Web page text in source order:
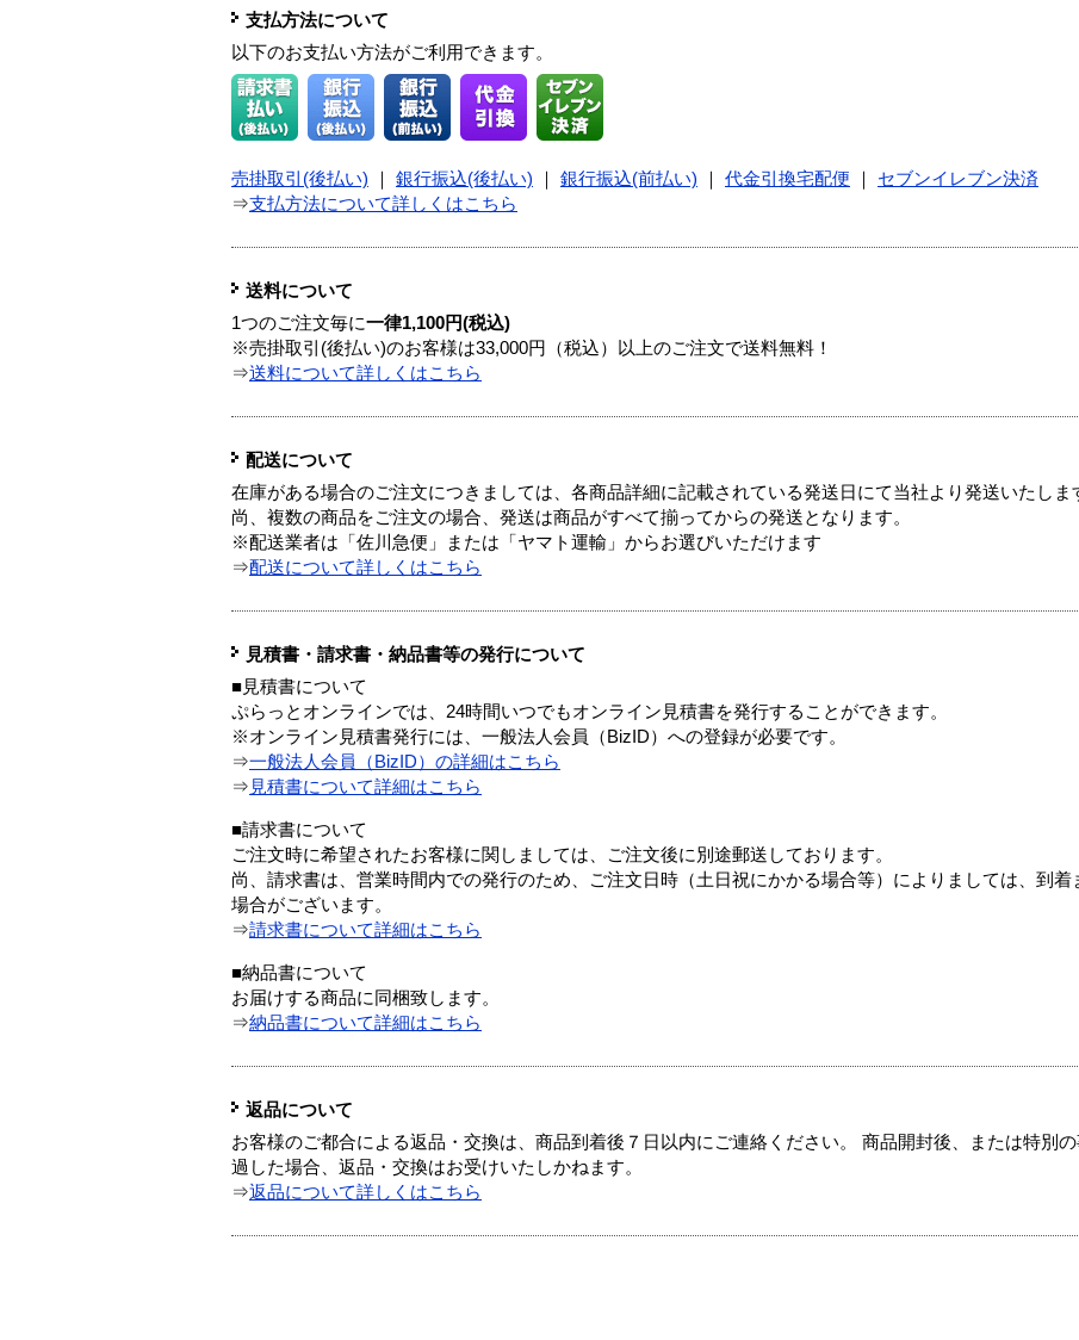
支払方法について
以下のお支払い方法がご利用できます。
売掛取引(後払い) 銀行振込(後払い) 銀行振込(前払い) 代金引換宅配便
セブンイレブン決済
⇒支払方法について詳しくはこちら
送料について
1つのご注文毎に一律1,100円(税込)
※売掛取引(後払い)のお客様は33,000円（税込）以上のご注文で送料無料！
⇒送料について詳しくはこちら
配送について
在庫がある場合のご注文につきましては、各商品詳細に記載されている発送日にて当社より発送いたしま
尚、複数の商品をご注文の場合、発送は商品がすべて揃ってからの発送となります。
※配送業者は「佐川急便」または「ヤマト運輸」からお選びいただけます
⇒配送について詳しくはこちら
見積書・請求書・納品書等の発行について
■見積書について
ぷらっとオンラインでは、24時間いつでもオンライン見積書を発行することができます。
※オンライン見積書発行には、一般法人会員（BizID）への登録が必要です。
⇒一般法人会員（BizID）の詳細はこちら
⇒ 見積書について詳細はこちら
■請求書について
ご注文時に希望されたお客様に関しましては、ご注文後に別途郵送しております。
尚、請求書は、営業時間内での発行のため、ご注文日時（土日祝にかかる場合等）によりましては、到着
場合がございます。
⇒請求書について詳細はこちら
■納品書について
お届けする商品に同梱致します。
⇒納品書について詳細はこちら
返品について
お客様のご都合による返品・交換は、商品到着後７日以内にご連絡ください。 商品開封後、または特別
過した場合、返品・交換はお受けいたしかねます。
⇒返品について詳しくはこちら